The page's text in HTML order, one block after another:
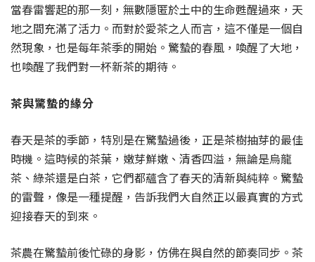
當春雷響起的那一刻，無數隱匿於土中的生命甦醒過來，天
地之間充滿了活力。而對於愛茶之人而言，這不僅是一個自
然現象，也是每年茶季的開始。驚蟄的春風，喚醒了大地，
也喚醒了我們對一杯新茶的期待。
茶與驚蟄的緣分
春天是茶的季節，特別是在驚蟄過後，正是茶樹抽芽的最佳
時機。這時候的茶葉，嫩芽鮮嫩、清香四溢，無論是烏龍
茶、綠茶還是白茶，它們都蘊含了春天的清新與純粹。驚蟄
的雷聲，像是一種提醒，告訴我們大自然正以最真實的方式
迎接春天的到來。
茶農在驚蟄前後忙碌的身影，仿佛在與自然的節奏同步。茶